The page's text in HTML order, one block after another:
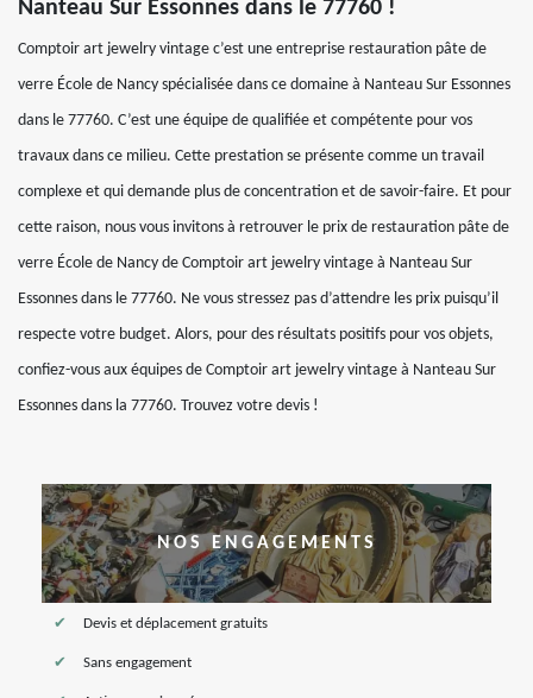
Nanteau Sur Essonnes dans le 77760 !
Comptoir art jewelry vintage c’est une entreprise restauration pâte de
verre École de Nancy spécialisée dans ce domaine à Nanteau Sur Essonnes
dans le 77760. C’est une équipe de qualifiée et compétente pour vos
travaux dans ce milieu. Cette prestation se présente comme un travail
complexe et qui demande plus de concentration et de savoir-faire. Et pour
cette raison, nous vous invitons à retrouver le prix de restauration pâte de
verre École de Nancy de Comptoir art jewelry vintage à Nanteau Sur
Essonnes dans le 77760. Ne vous stressez pas d’attendre les prix puisqu’il
respecte votre budget. Alors, pour des résultats positifs pour vos objets,
confiez-vous aux équipes de Comptoir art jewelry vintage à Nanteau Sur
Essonnes dans la 77760. Trouvez votre devis !
NOS ENGAGEMENTS
Devis et déplacement gratuits
Sans engagement